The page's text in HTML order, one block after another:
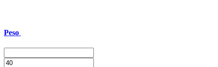
Peso